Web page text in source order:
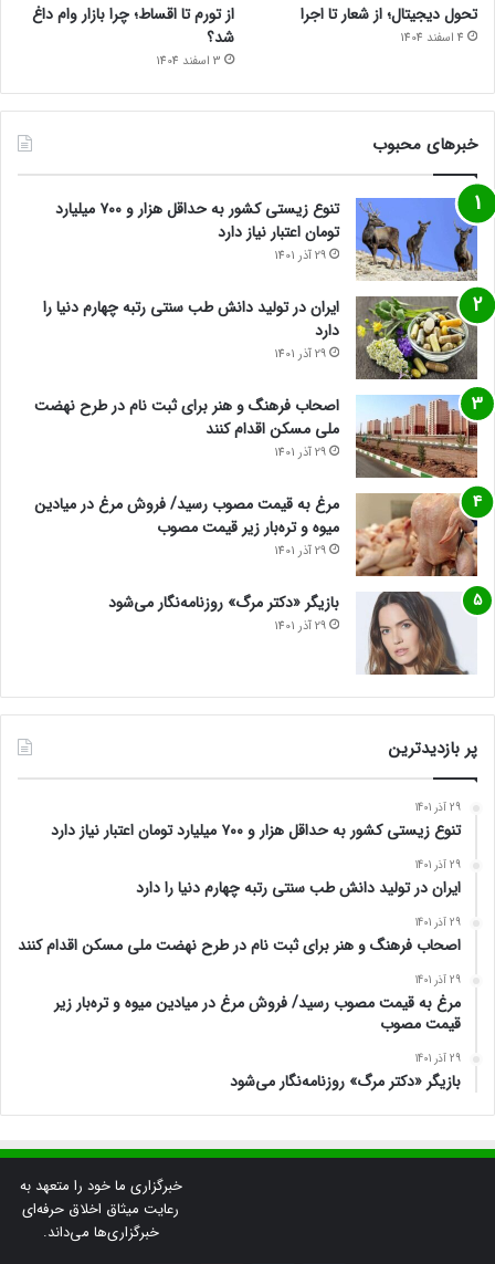
تحول دیجیتال؛ از شعار تا اجرا
4 اسفند 1404
از تورم تا اقساط؛ چرا بازار وام داغ
شد؟
3 اسفند 1404
خبرهای محبوب
تنوع زیستی کشور به حداقل هزار و ۷۰۰ میلیارد
تومان اعتبار نیاز دارد
29 آذر 1401
ایران در تولید دانش طب سنتی رتبه چهارم دنیا را
دارد
29 آذر 1401
اصحاب فرهنگ و هنر برای ثبت نام در طرح نهضت
ملی مسکن اقدام کنند
29 آذر 1401
مرغ به قیمت مصوب رسید/ فروش مرغ در میادین
میوه و تره‌بار زیر قیمت مصوب
29 آذر 1401
بازیگر «دکتر مرگ» روزنامه‌نگار می‌شود
29 آذر 1401
پر بازدیدترین
29 آذر 1401
تنوع زیستی کشور به حداقل هزار و ۷۰۰ میلیارد تومان اعتبار نیاز دارد
29 آذر 1401
ایران در تولید دانش طب سنتی رتبه چهارم دنیا را دارد
29 آذر 1401
اصحاب فرهنگ و هنر برای ثبت نام در طرح نهضت ملی مسکن اقدام کنند
29 آذر 1401
مرغ به قیمت مصوب رسید/ فروش مرغ در میادین میوه و تره‌بار زیر
قیمت مصوب
29 آذر 1401
بازیگر «دکتر مرگ» روزنامه‌نگار می‌شود
خبرگزاری ما خود را متعهد به
رعایت میثاق اخلاق حرفه‌ای
خبرگزاری‌ها می‌داند.